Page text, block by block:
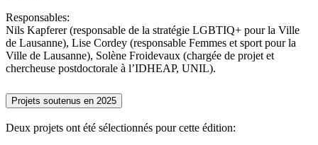
Responsables:
Nils Kapferer (responsable de la stratégie LGBTIQ+ pour la Ville
de Lausanne), Lise Cordey (responsable Femmes et sport pour la
Ville de Lausanne), Solène Froidevaux (chargée de projet et
chercheuse postdoctorale à l’IDHEAP, UNIL).
Projets soutenus en 2025
Deux projets ont été sélectionnés pour cette édition: